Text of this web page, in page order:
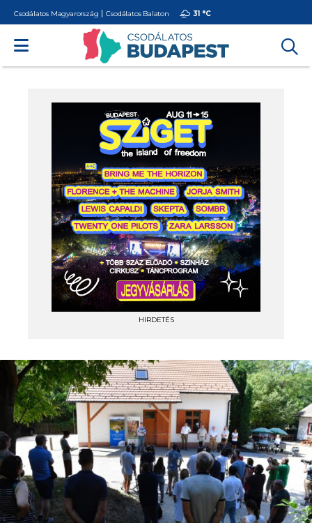
Csodálatos Magyarország Csodálatos Balaton 31 °C
HIRDETÉS